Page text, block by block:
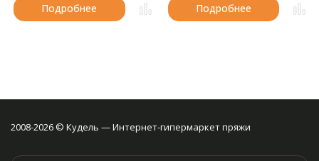
Внимание: Длина лески
считается от кончика до
Подробнее Подробнее
2008-2026 © Кудель — Интернет-гипермаркет пряжи